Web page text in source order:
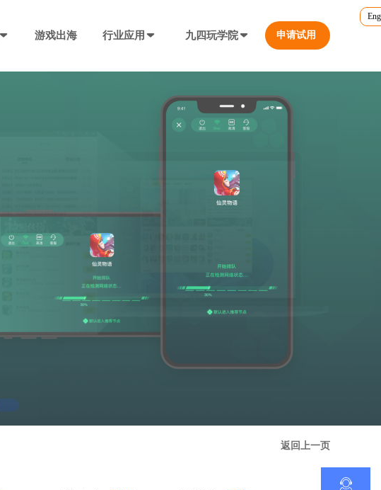
多语言、海外充值通道...等
行业对比
游戏出海 行业应用
转化追踪的基础上增加数据监控
转游福利
公众号折扣充值
使用公众号一键充值，快捷方便
自定义专题页
让您的游戏平台与众不同
九四玩学院
官方培训
游戏直播课程
申请试用
返回上一页